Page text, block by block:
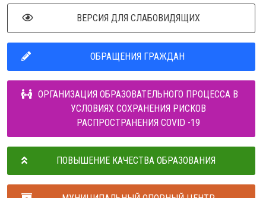
ВЕРСИЯ ДЛЯ СЛАБОВИДЯЩИХ
ОБРАЩЕНИЯ ГРАЖДАН
ОРГАНИЗАЦИЯ ОБРАЗОВАТЕЛЬНОГО ПРОЦЕССА В
УСЛОВИЯХ СОХРАНЕНИЯ РИСКОВ
РАСПРОСТРАНЕНИЯ COVID -19
ПОВЫШЕНИЕ КАЧЕСТВА ОБРАЗОВАНИЯ